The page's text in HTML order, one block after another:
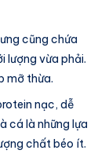
cũng chứa
lượng vừa phải.
mỡ thừa.
nạc, dễ
cá là những lựa
chất béo ít.